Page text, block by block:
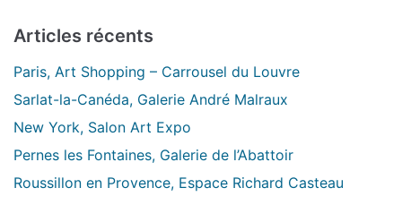
Articles récents
Paris, Art Shopping – Carrousel du Louvre
Sarlat-la-Canéda, Galerie André Malraux
New York, Salon Art Expo
Pernes les Fontaines, Galerie de l’Abattoir
Roussillon en Provence, Espace Richard Casteau